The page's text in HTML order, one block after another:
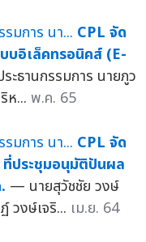
CPL จัด
บอิเล็คทรอนิคส์ (E-
ธานกรรมการ นายภูว
ห... พ.ค. 65
CPL จัด
ที่ประชุมอนุมัติปันผล
— นายสุวัชชัย วงษ์
วงษ์เจริ... เม.ย. 64